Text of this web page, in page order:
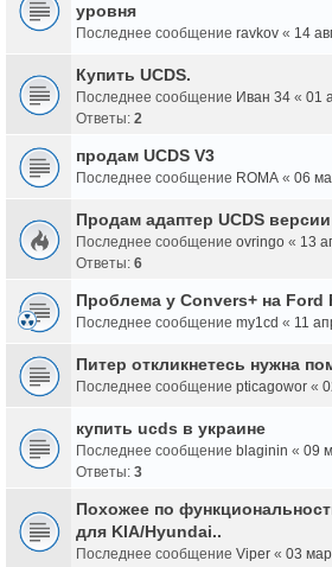
уровня
Последнее сообщение ravkov « 14
Купить UCDS.
Последнее сообщение Иван 34 « 01
Ответы: 2
продам UCDS V3
Последнее сообщение ROMA « 06
Продам адаптер UCDS
Последнее сообщение ovringo « 13
Ответы: 6
Проблема у Convers+ на Ford
Последнее сообщение my1cd « 11
Питер откликнетесь нужна
Последнее сообщение pticagowor «
купить ucds в украине
Последнее сообщение blaginin « 09
Ответы: 3
Похожее по
для KIA/Hyundai..
Последнее сообщение Viper « 03